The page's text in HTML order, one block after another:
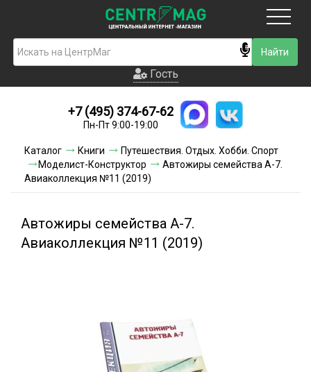
Гость
Новинки
Условия доставки
Условия оплаты
Акции и скидки
Гость
+7 (495) 374-67-62
Пн-Пт 9:00-19:00
Каталог Книги
Путешествия. Отдых. Хобби. Спорт
Моделист-Конструктор
Автожиры семейства А-7.
Авиаколлекция №11 (2019)
Автожиры семейства А-7.
Авиаколлекция №11 (2019)